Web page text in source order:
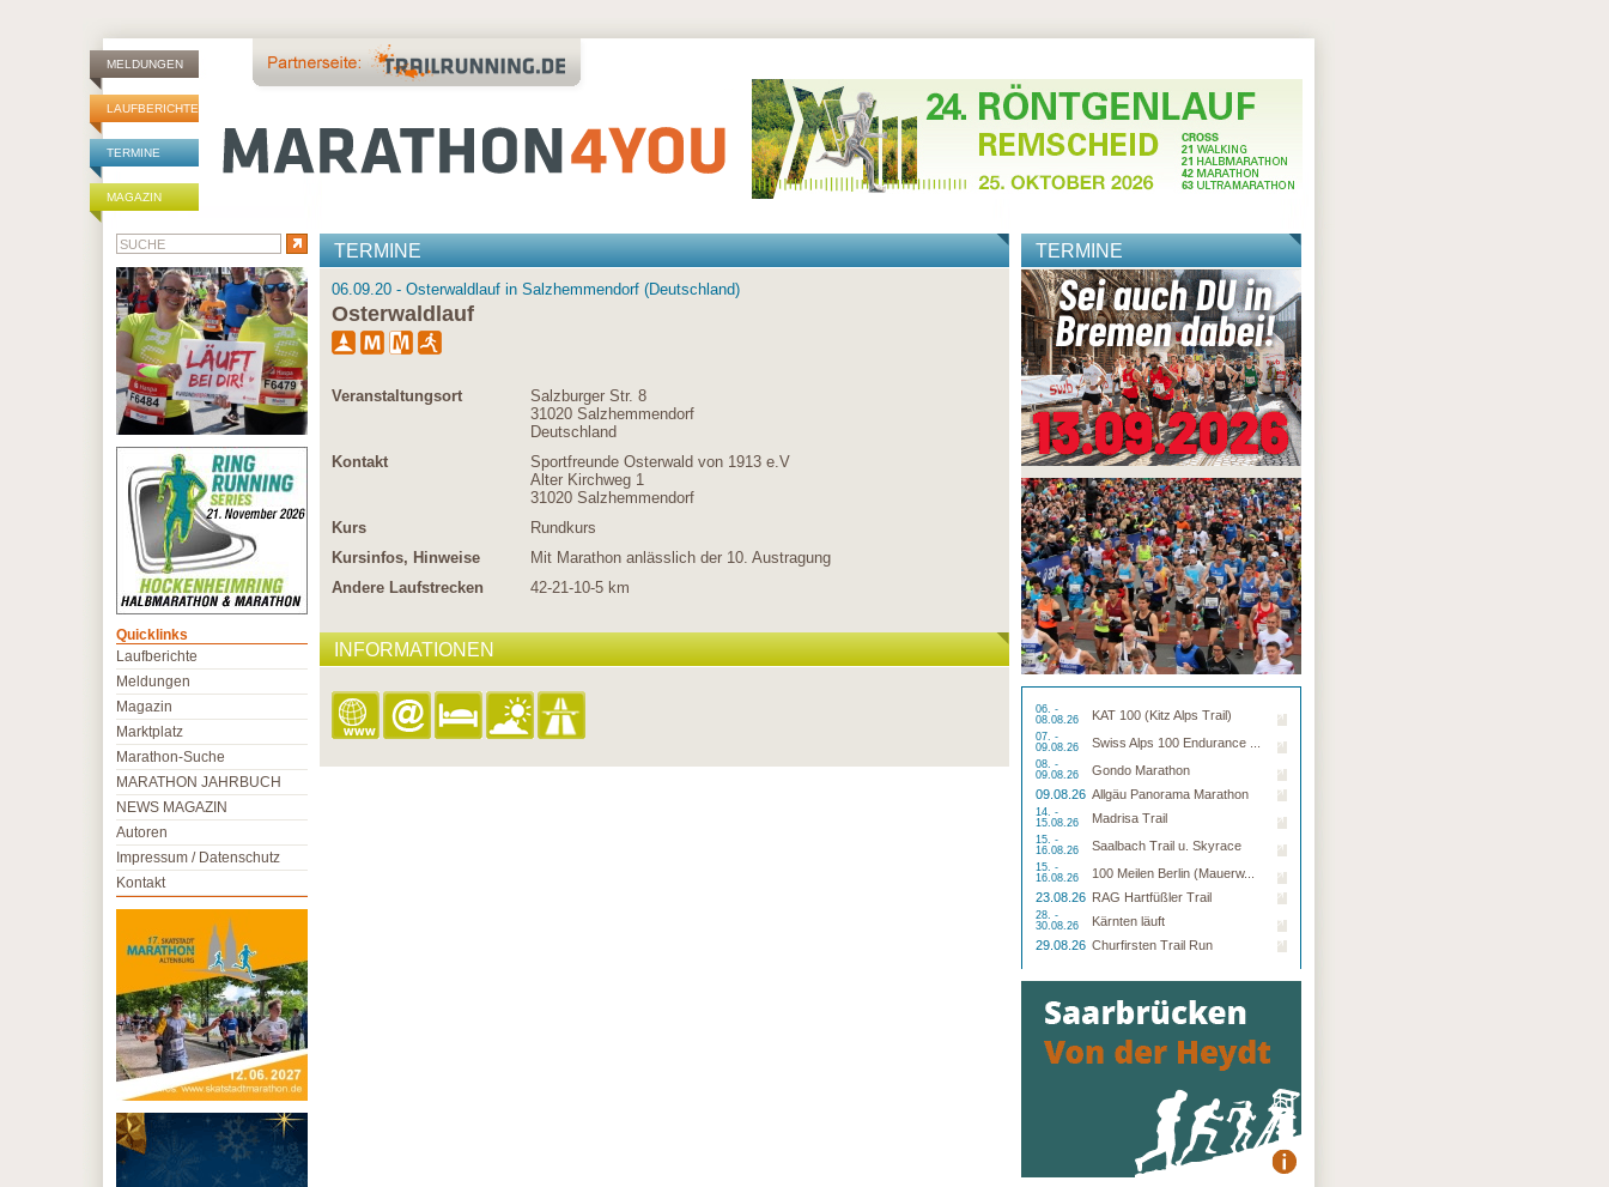
MELDUNGEN
LAUFBERICHTE
TERMINE
MAGAZIN
TERMINE
06.09.20 - Osterwaldlauf in Salzhemmendorf (Deutschland)
Osterwaldlauf
Veranstaltungsort
Salzburger Str. 8
31020 Salzhemmendorf
Deutschland
Kontakt
Sportfreunde Osterwald von 1913 e.V
Alter Kirchweg 1
31020 Salzhemmendorf
Kurs
Rundkurs
Kursinfos, Hinweise
Mit Marathon anlässlich der 10. Austragung
Andere Laufstrecken
42-21-10-5 km
INFORMATIONEN
TERMINE
06. -
08.08.26
KAT 100 (Kitz Alps Trail)
07. -
09.08.26
Swiss Alps 100 Endurance ...
08. -
09.08.26
Gondo Marathon
09.08.26 Allgäu Panorama Marathon
14. -
15.08.26
Madrisa Trail
15. -
16.08.26
Saalbach Trail u. Skyrace
15. -
16.08.26
100 Meilen Berlin (Mauerw...
23.08.26 RAG Hartfüßler Trail
28. -
30.08.26
Kärnten läuft
29.08.26 Churfirsten Trail Run
Quicklinks
Laufberichte
Meldungen
Magazin
Marktplatz
Marathon-Suche
MARATHON JAHRBUCH
NEWS MAGAZIN
Autoren
Impressum / Datenschutz
Kontakt